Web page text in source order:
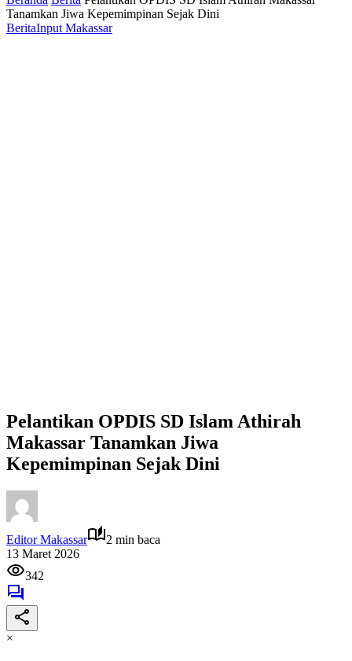
Tanamkan Jiwa Kepemimpinan Sejak Dini
BeritaInput Makassar
Pelantikan OPDIS SD Islam Athirah
Makassar Tanamkan Jiwa
Kepemimpinan Sejak Dini
Editor Makassar
2 min baca
13 Maret 2026
342
×